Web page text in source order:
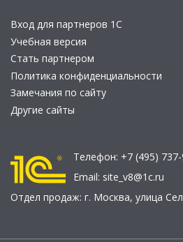
Вход для партнеров 1С
Учебная версия
Стать партнером
Политика конфиденциальности
Замечания по сайту
Другие сайты
Телефон: +7 (495)
Email: site_v8@1c.ru
Отдел продаж: г. Москва, улица